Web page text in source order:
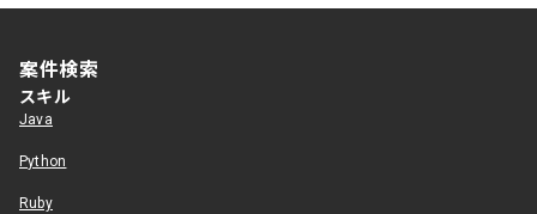
案件検索
スキル
Java
Python
Ruby